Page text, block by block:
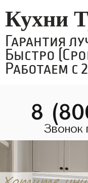
Кухни
Гарантия
Быстро
Работаем с
8
Звонок